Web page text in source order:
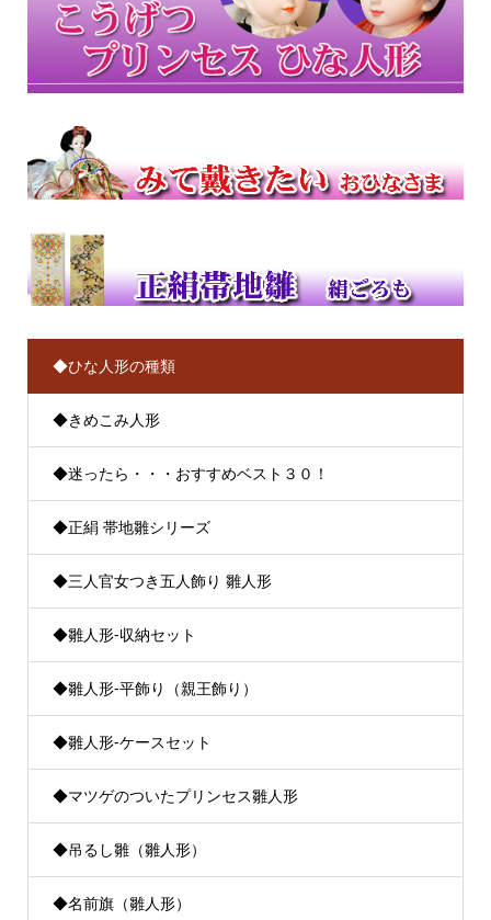
◆ひな人形の種類
◆きめこみ人形
◆迷ったら・・・おすすめベスト３０！
◆正絹 帯地雛シリーズ
◆三人官女つき五人飾り 雛人形
◆雛人形-収納セット
◆雛人形-平飾り（親王飾り）
◆雛人形-ケースセット
◆マツゲのついたプリンセス雛人形
◆吊るし雛（雛人形）
◆名前旗（雛人形）